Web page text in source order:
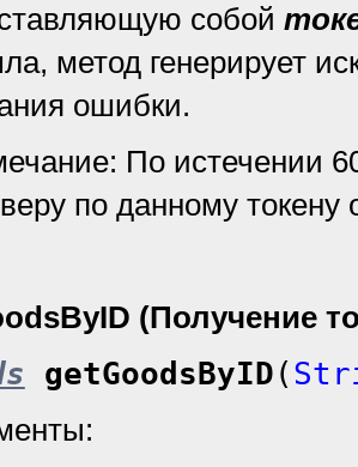
собой
метод генерирует
ошибки.
По истечении
по данному
(Получение
getGoodsByID (